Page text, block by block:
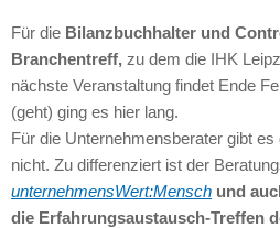
Für die Bilanzbuchhalter und
Branchentreff,zu dem die IHK
nächste Veranstaltung findet Ende
(geht) ging es hier lang.
Für die Unternehmensberater gibt
nicht. Zu differenziert ist der
unternehmensWert:Menschund
die Erfahrungsaustausch-Treffen